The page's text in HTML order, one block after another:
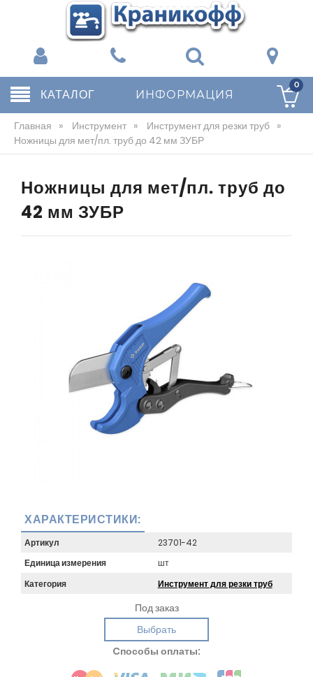
КАТАЛОГ ИНФОРМАЦИЯ
0
Главная » Инструмент » Инструмент для резки труб »
Ножницы для мет/пл. труб до 42 мм ЗУБР
Ножницы для мет/пл. труб до
42 мм ЗУБР
ХАРАКТЕРИСТИКИ:
Артикул
23701-42
Единица измерения
шт
Категория
Инструмент для резки труб
Под заказ
Выбрать
Cпособы оплаты: